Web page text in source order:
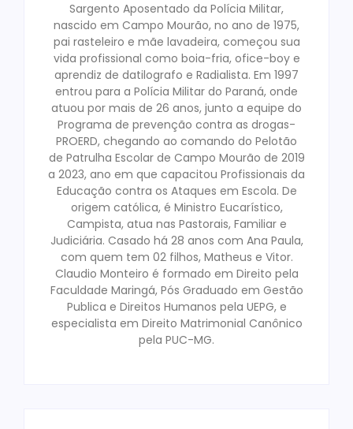
Sargento Aposentado da Polícia Militar,
nascido em Campo Mourão, no ano de 1975,
pai rasteleiro e mãe lavadeira, começou sua
vida profissional como boia-fria, ofice-boy e
aprendiz de datilografo e Radialista. Em 1997
entrou para a Polícia Militar do Paraná, onde
atuou por mais de 26 anos, junto a equipe do
Programa de prevenção contra as drogas-
PROERD, chegando ao comando do Pelotão
de Patrulha Escolar de Campo Mourão de 2019
a 2023, ano em que capacitou Profissionais da
Educação contra os Ataques em Escola. De
origem católica, é Ministro Eucarístico,
Campista, atua nas Pastorais, Familiar e
Judiciária. Casado há 28 anos com Ana Paula,
com quem tem 02 filhos, Matheus e Vitor.
Claudio Monteiro é formado em Direito pela
Faculdade Maringá, Pós Graduado em Gestão
Publica e Direitos Humanos pela UEPG, e
especialista em Direito Matrimonial Canônico
pela PUC-MG.